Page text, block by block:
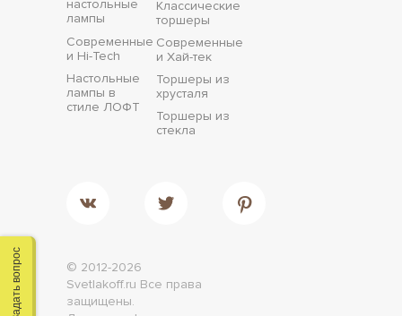
настольные
лампы
Современные
и Hi-Tech
Настольные
лампы в
стиле ЛОФТ
Классические
торшеры
Современные
и Хай-тек
Торшеры из
хрусталя
Торшеры из
стекла
© 2012-2026
Svetlakoff.ru Все права
защищены.
Задать вопрос